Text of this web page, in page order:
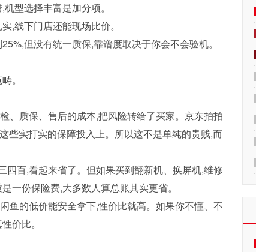
型选择丰富是加分项。
,线下门店还能现场比价。
但没有统一质保,靠谱度取决于你会不会验机。
。
、质保、售后的成本,把风险转给了买家。京东拍拍
些实打实的保障投入上。所以这不是单纯的贵贱,而
百,看起来省了。但如果买到翻新机、换屏机,维修
一份保险费,大多数人算总账其实更省。
鱼的低价能安全拿下,性价比就高。如果你不懂、不
价比。